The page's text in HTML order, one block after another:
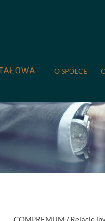
O SPÓŁCE
COMPREMUM / Relacje